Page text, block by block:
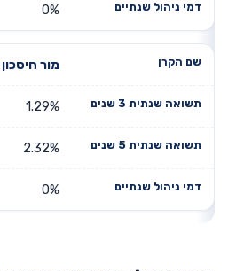
0%
מור
1.29%
2.32%
0%